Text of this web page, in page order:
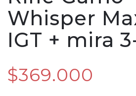
Whisper
IGT + mira
$369.000